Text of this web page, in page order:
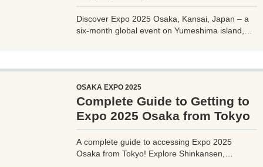
Discover Expo 2025 Osaka, Kansai, Japan – a
six-month global event on Yumeshima island,
OSAKA EXPO 2025
Complete Guide to Getting to
Expo 2025 Osaka from Tokyo
A complete guide to accessing Expo 2025
Osaka from Tokyo! Explore Shinkansen,